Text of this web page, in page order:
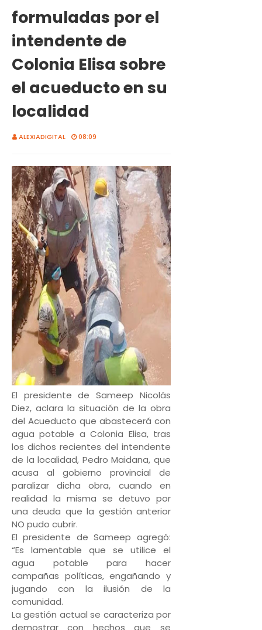
formuladas por el
intendente de
Colonia Elisa sobre
el acueducto en su
localidad
ALEXIADIGITAL 08:09
El presidente de Sameep Nicolás
Diez, aclara la situación de la obra
del Acueducto que abastecerá con
agua potable a Colonia Elisa, tras
los dichos recientes del intendente
de la localidad, Pedro Maidana, que
acusa al gobierno provincial de
paralizar dicha obra, cuando en
realidad la misma se detuvo por
una deuda que la gestión anterior
NO pudo cubrir.
El presidente de Sameep agregó:
“Es lamentable que se utilice el
agua potable para hacer
campañas políticas, engañando y
jugando con la ilusión de la
comunidad.
La gestión actual se caracteriza por
demostrar con hechos que se